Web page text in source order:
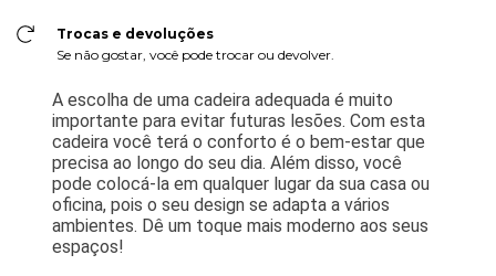
Trocas e devoluções
Se não gostar, você pode trocar ou devolver.
A escolha de uma cadeira adequada é muito
importante para evitar futuras lesões. Com esta
cadeira você terá o conforto é o bem-estar que
precisa ao longo do seu dia. Além disso, você
pode colocá-la em qualquer lugar da sua casa ou
oficina, pois o seu design se adapta a vários
ambientes. Dê um toque mais moderno aos seus
espaços!